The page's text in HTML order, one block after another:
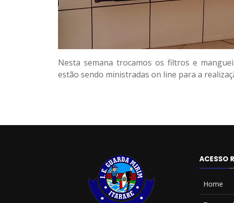
Nesta semana trocamos os filtros e
estão sendo ministradas on line para a
ACESSO
Home